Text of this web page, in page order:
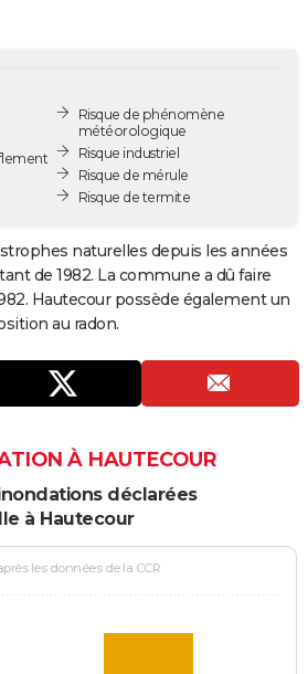
Risque de phénomène
météorologique
Risque industriel
Risque de mérule
Risque de termite
naturelles depuis les années
de 1982. La commune a dû faire
Hautecour possède également un
au radon.
À HAUTECOUR
déclarées
à Hautecour
les données de la CCR